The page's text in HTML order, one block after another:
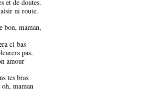
et de doutes.
ni route.
bon, maman,
ci-bas
pas,
amour
tes bras
maman